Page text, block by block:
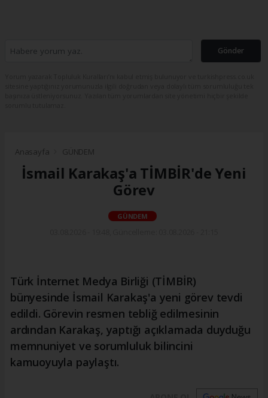
Gönder
Anasayfa GÜNDEM
İsmail Karakaş'a TİMBİR'de Yeni
Görev
GÜNDEM
Türk İnternet Medya Birliği (TİMBİR)
bünyesinde İsmail Karakaş'a yeni görev tevdi
edildi. Görevin resmen tebliğ edilmesinin
ardından Karakaş, yaptığı açıklamada duyduğu
memnuniyet ve sorumluluk bilincini
kamuoyuyla paylaştı.